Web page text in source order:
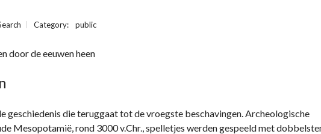
Category: public
door de eeuwen heen
geschiedenis die teruggaat tot de vroegste beschavingen. Archeologische
Mesopotamië, rond 3000 v.Chr., spelletjes werden gespeeld met